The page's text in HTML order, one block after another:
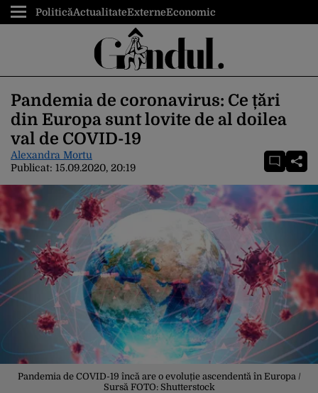
PoliticăActualitateExterneEconomic
Pandemia de coronavirus: Ce țări
din Europa sunt lovite de al doilea
val de COVID-19
Alexandra Mortu
Publicat: 15.09.2020, 20:19
Pandemia de COVID-19 încă are o evoluție ascendentă în Europa /
Sursă FOTO: Shutterstock